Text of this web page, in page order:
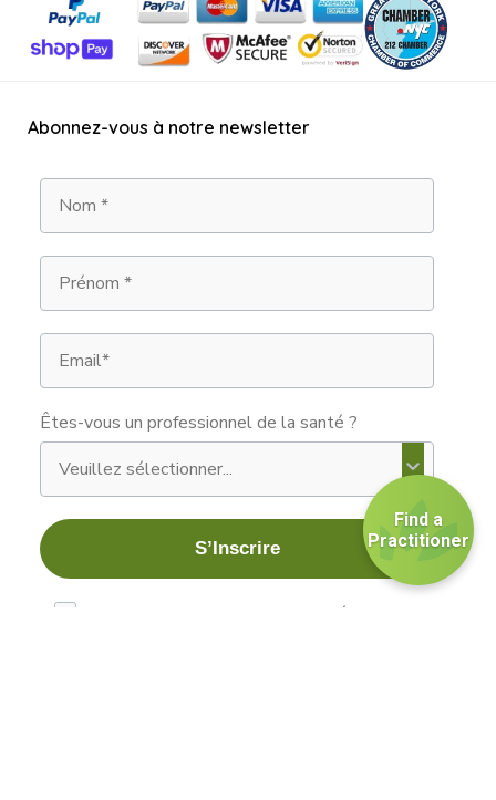
Abonnez-vous à notre newsletter
Nom
Prénom
Email
Êtes-vous un professionnel de la santé ?
S’Inscrire
les mentions légales
J'ai lu et j'accepte les mentions légales.
Find a
Practitioner